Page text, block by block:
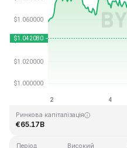
Історичний максимум
Ринкова капіталізація
€65.17B
Період Високий